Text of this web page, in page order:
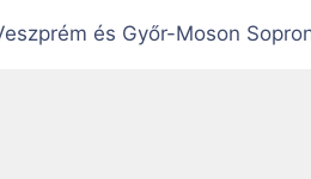
és Győr-Moson